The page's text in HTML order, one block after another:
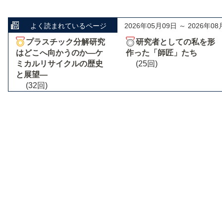
よく読まれているページ 2026年05月09日 ～ 2026年08
プラスチック分解研究
はどこへ向かうのか―ケ
ミカルリサイクルの歴史
と展望―
(32回)
研究者としての私を形
作った「師匠」たち
(25回)